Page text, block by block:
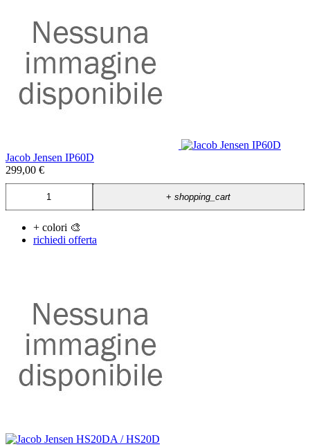
Jacob Jensen IP60D
299,00 €
+shopping_cart
+ colori 🎨
richiedi offerta